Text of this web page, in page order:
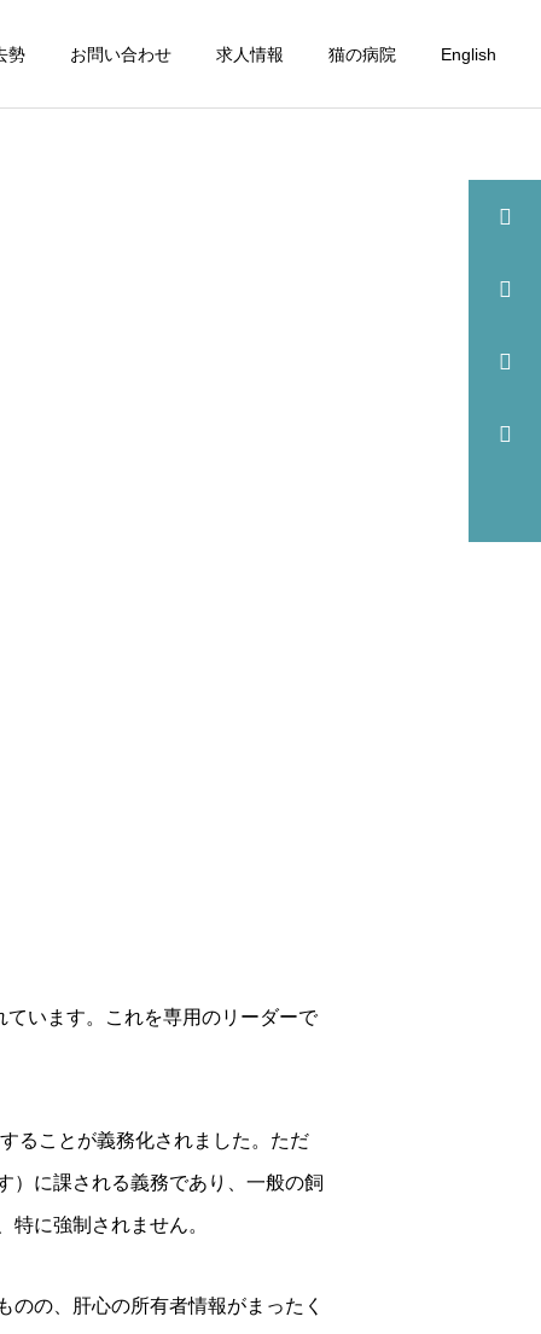
勢 お問い合わせ 求人情報 猫の病院 English
います。これを専用のリーダーで
ることが義務化されました。ただ
）に課される義務であり、一般の飼
に強制されません。
の、肝心の所有者情報がまったく